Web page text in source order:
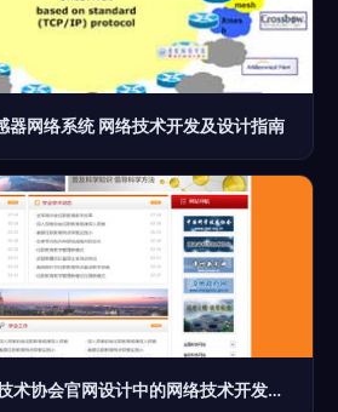
器网络系统 网络技术开发及设计指南
科技聚光点 浅析科学技术协会官网设计中的网络技术开发与创新